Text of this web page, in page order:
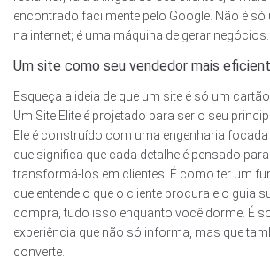
encontrado facilmente pelo Google. Não é
na internet; é uma máquina de gerar negócios.
Um site como seu vendedor mais
Esqueça a ideia de que um site é só um
Um Site Elite é projetado para ser o seu
Ele é construído com uma engenharia
que significa que cada detalhe é pensado
transformá-los em clientes. É como ter um
que entende o que o cliente procura e o guia
compra, tudo isso enquanto você dorme. É
experiência que não só informa, mas que
converte.